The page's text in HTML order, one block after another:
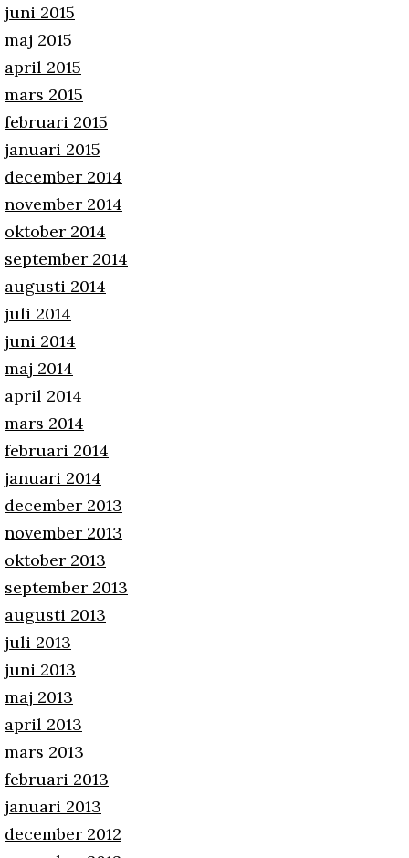
juni 2015
maj 2015
april 2015
mars 2015
februari 2015
januari 2015
december 2014
november 2014
oktober 2014
september 2014
augusti 2014
juli 2014
juni 2014
maj 2014
april 2014
mars 2014
februari 2014
januari 2014
december 2013
november 2013
oktober 2013
september 2013
augusti 2013
juli 2013
juni 2013
maj 2013
april 2013
mars 2013
februari 2013
januari 2013
december 2012